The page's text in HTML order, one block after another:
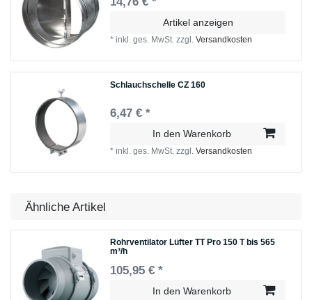
Artikel anzeigen
*inkl. ges. MwSt. zzgl.Versandkosten
Schlauchschelle СZ 160
6,47 € *
In den Warenkorb
*inkl. ges. MwSt. zzgl.Versandkosten
Ähnliche Artikel
Rohrventilator Lüfter TT Pro 150 T bis 565
m³/h
105,95 € *
In den Warenkorb